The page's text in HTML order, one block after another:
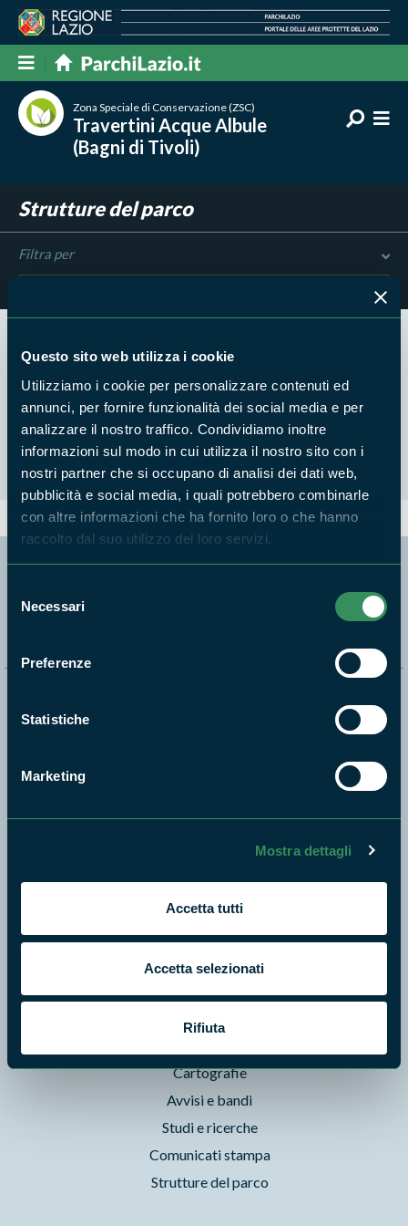
Questo sito web utilizza i cookie
Utilizziamo i cookie per personalizzare contenuti ed
annunci, per fornire funzionalità dei social media e per
analizzare il nostro traffico. Condividiamo inoltre
informazioni sul modo in cui utilizza il nostro sito con i
nostri partner che si occupano di analisi dei dati web,
pubblicità e social media, i quali potrebbero combinarle
con altre informazioni che ha fornito loro o che hanno
raccolto dal suo utilizzo dei loro servizi.
delNecessari
Preferenze
Statistiche
Marketing
Mostra dettagli
Accetta tutti
Accetta selezionati
Rifiuta
Zona Speciale di Conservazione (ZSC)
Travertini Acque Albule
(Bagni di Tivoli)
Strutture del parco
Filtra per
Nessun risultato trovato
Punti di interesse
Storie
Foto e Video
Pubblicazioni
Cartografie
Avvisi e bandi
Studi e ricerche
Comunicati stampa
Strutture del parco